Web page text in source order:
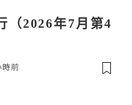
（2026年7月第4
時前